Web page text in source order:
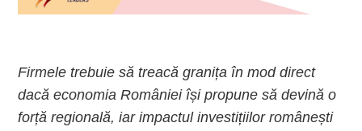
Firmele trebuie să treacă granița în mod direct
dacă economia României își propune să devină o
forță regională, iar impactul investițiilor românești